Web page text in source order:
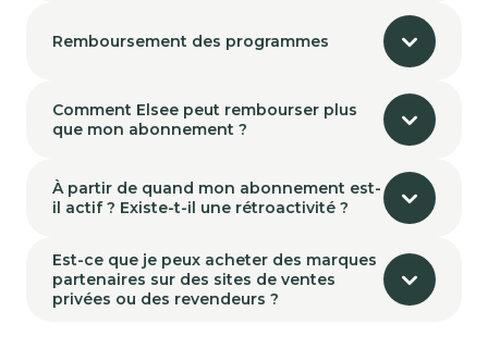
Remboursement des programmes
Comment Elsee peut rembourser plus
que mon abonnement ?
À partir de quand mon abonnement est-
il actif ? Existe-t-il une rétroactivité ?
Est-ce que je peux acheter des marques
partenaires sur des sites de ventes
privées ou des revendeurs ?